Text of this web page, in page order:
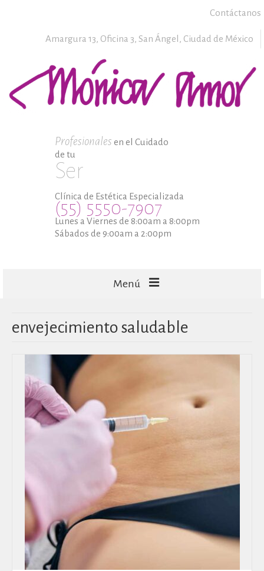
Contáctanos
Amargura 13, Oficina 3, San Ángel, Ciudad de México
Profesionales en el Cuidado
de tu
Ser
Clínica de Estética Especializada
(55) 5550-7907
Lunes a Viernes de 8:00am a 8:00pm
Sábados de 9:00am a 2:00pm
Menú
TECNOLOGÍA
envejecimiento saludable